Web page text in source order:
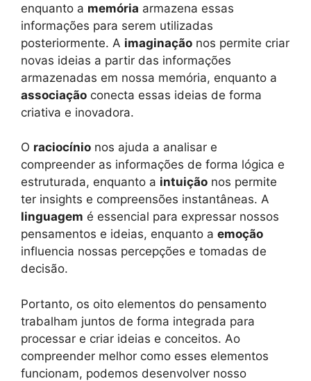
enquanto a memória armazena essas
informações para serem utilizadas
posteriormente. A imaginação nos permite criar
novas ideias a partir das informações
armazenadas em nossa memória, enquanto a
associação conecta essas ideias de forma
criativa e inovadora.
O raciocínio nos ajuda a analisar e
compreender as informações de forma lógica e
estruturada, enquanto a intuição nos permite
ter insights e compreensões instantâneas. A
linguagem é essencial para expressar nossos
pensamentos e ideias, enquanto a emoção
influencia nossas percepções e tomadas de
decisão.
Portanto, os oito elementos do pensamento
trabalham juntos de forma integrada para
processar e criar ideias e conceitos. Ao
compreender melhor como esses elementos
funcionam, podemos desenvolver nosso